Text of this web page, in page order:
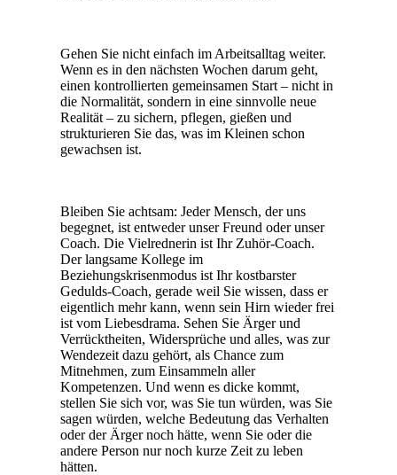
Gehen Sie nicht einfach im Arbeitsalltag weiter.
Wenn es in den nächsten Wochen darum geht,
einen kontrollierten gemeinsamen Start – nicht in
die Normalität, sondern in eine sinnvolle neue
Realität – zu sichern, pflegen, gießen und
strukturieren Sie das, was im Kleinen schon
gewachsen ist.
Bleiben Sie achtsam: Jeder Mensch, der uns
begegnet, ist entweder unser Freund oder unser
Coach. Die Vielrednerin ist Ihr Zuhör-Coach.
Der langsame Kollege im
Beziehungskrisenmodus ist Ihr kostbarster
Gedulds-Coach, gerade weil Sie wissen, dass er
eigentlich mehr kann, wenn sein Hirn wieder frei
ist vom Liebesdrama. Sehen Sie Ärger und
Verrücktheiten, Widersprüche und alles, was zur
Wendezeit dazu gehört, als Chance zum
Mitnehmen, zum Einsammeln aller
Kompetenzen. Und wenn es dicke kommt,
stellen Sie sich vor, was Sie tun würden, was Sie
sagen würden, welche Bedeutung das Verhalten
oder der Ärger noch hätte, wenn Sie oder die
andere Person nur noch kurze Zeit zu leben
hätten.